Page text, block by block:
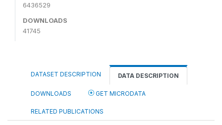
6436529
DOWNLOADS
41745
DATASET DESCRIPTION DATA DESCRIPTION
DOWNLOADS GET MICRODATA
RELATED PUBLICATIONS